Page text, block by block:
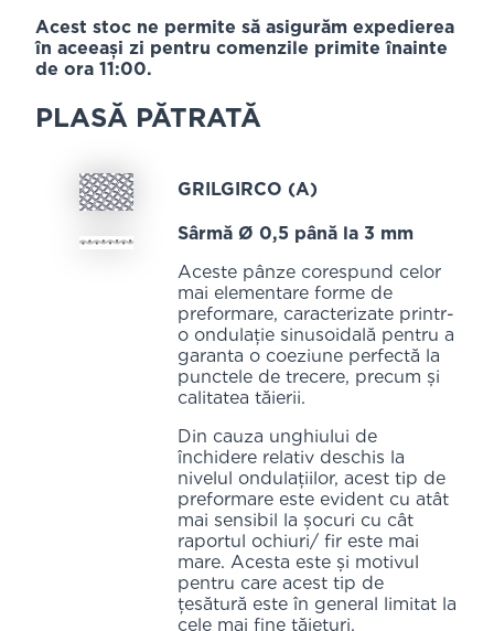
Acest stoc ne permite să asigurăm expedierea
în aceeași zi pentru comenzile primite înainte
de ora 11:00.
PLASĂ PĂTRATĂ
GRILGIRCO (A)
Sârmă Ø 0,5 până la 3 mm
Aceste pânze corespund celor
mai elementare forme de
preformare, caracterizate printr-
o ondulație sinusoidală pentru a
garanta o coeziune perfectă la
punctele de trecere, precum și
calitatea tăierii.
Din cauza unghiului de
închidere relativ deschis la
nivelul ondulațiilor, acest tip de
preformare este evident cu atât
mai sensibil la șocuri cu cât
raportul ochiuri/ fir este mai
mare. Acesta este și motivul
pentru care acest tip de
țesătură este în general limitat la
cele mai fine tăieturi.